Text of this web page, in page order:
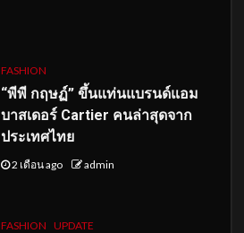
FASHION
“พีพี กฤษฏ์” ขึ้นแท่นแบรนด์แอม
บาสเดอร์ Cartier คนล่าสุดจาก
ประเทศไทย
2 เดือน ago admin
FASHION UPDATE